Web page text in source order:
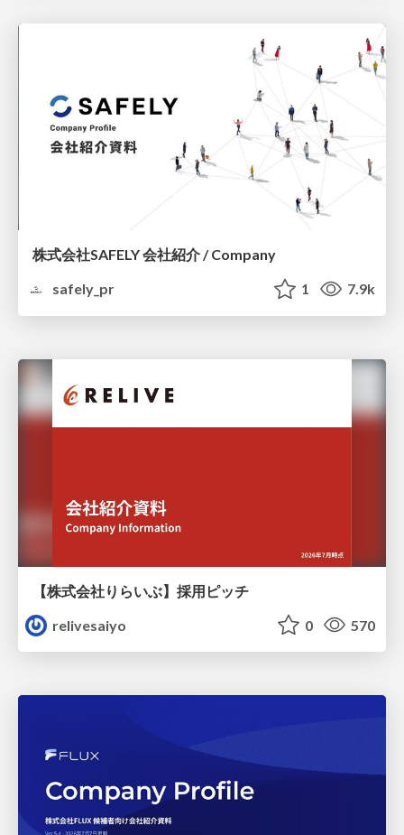
株式会社SAFELY 会社紹介 / Company
safely_pr
1 7.9k
【株式会社りらいぶ】採用ピッチ
relivesaiyo
0 570